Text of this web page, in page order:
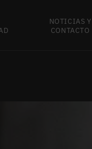
NOTICIAS Y
CONTACTO